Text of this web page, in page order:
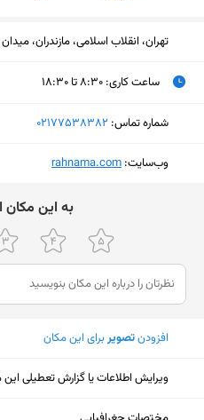
تهران، انقلاب اسلامی، مازندران،
ساعت کاری: ۸:۳۰ تا ۱۸:۳۰
یکشنبه (امروز)
پنجشنبه
جمعه
شنبه
شماره تماس: ‎02177538382
وب‌سایت: ‎rahnama.com
ﺑﻪ اﯾﻦ ﻣﮑﺎن
افزودنتصویربرای این مکان
ویرایش اطلاعات یا گزارش تعطیلی